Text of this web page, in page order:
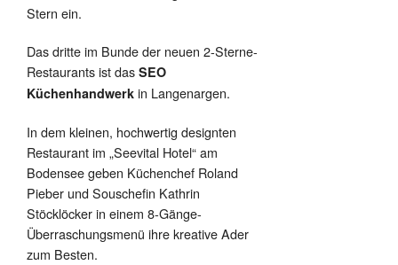
Stern ein.
Das dritte im Bunde der neuen 2-Sterne-
Restaurants ist das SEO
Küchenhandwerk in Langenargen.
In dem kleinen, hochwertig designten
Restaurant im „Seevital Hotel“ am
Bodensee geben Küchenchef Roland
Pieber und Souschefin Kathrin
Stöcklöcker in einem 8-Gänge-
Überraschungsmenü ihre kreative Ader
zum Besten.